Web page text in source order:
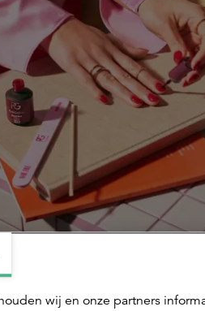
wij en onze partners